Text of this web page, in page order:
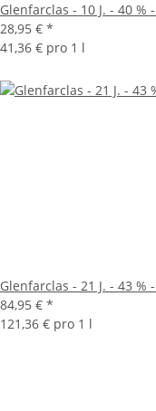
Glenfarclas - 10 J. - 40 %
28,95 € *
41,36 € pro 1 l
Glenfarclas - 21 J. - 43 %
84,95 € *
121,36 € pro 1 l